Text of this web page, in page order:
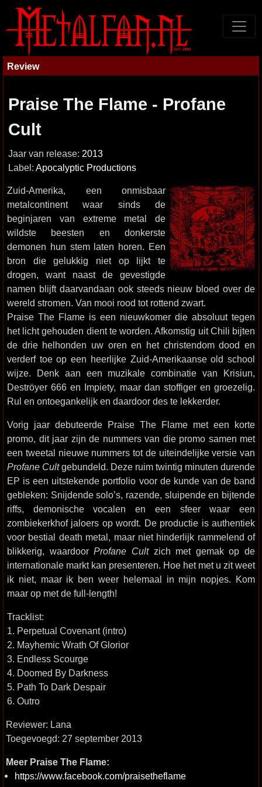
Review
Praise The Flame - Profane
Cult
Jaar van release: 2013
Label: Apocalyptic Productions
Zuid-Amerika, een onmisbaar
metalcontinent waar sinds de
beginjaren van extreme metal de
wildste beesten en donkerste
demonen hun stem laten horen. Een
bron die gelukkig niet op lijkt te
drogen, want naast de gevestigde
namen blijft daarvandaan ook steeds nieuw bloed over de
wereld stromen. Van mooi rood tot rottend zwart.
Praise The Flame is een nieuwkomer die absoluut tegen
het licht gehouden dient te worden. Afkomstig uit Chili bijten
de drie helhonden uw oren en het christendom dood en
verderf toe op een heerlijke Zuid-Amerikaanse old school
wijze. Denk aan een muzikale combinatie van Krisiun,
Deströyer 666 en Impiety, maar dan stoffiger en groezelig.
Rul en ontoegankelijk en daardoor des te lekkerder.
Vorig jaar debuteerde Praise The Flame met een korte
promo, dit jaar zijn de nummers van die promo samen met
een tweetal nieuwe nummers tot de uiteindelijke versie van
Profane Cultgebundeld. Deze ruim twintig minuten durende
EP is een uitstekende portfolio voor de kunde van de band
gebleken: Snijdende solo’s, razende, sluipende en bijtende
riffs, demonische vocalen en een sfeer waar een
zombiekerkhof jaloers op wordt. De productie is authentiek
voor bestial death metal, maar niet hinderlijk rammelend of
blikkerig, waardoorProfane Cultzich met gemak op de
internationale markt kan presenteren. Hoe het met u zit weet
ik niet, maar ik ben weer helemaal in mijn nopjes. Kom
maar op met de full-length!
Tracklist:
1. Perpetual Covenant (intro)
2. Mayhemic Wrath Of Glorior
3. Endless Scourge
4. Doomed By Darkness
5. Path To Dark Despair
6. Outro
Reviewer: Lana
Toegevoegd: 27 september 2013
Meer Praise The Flame:
https://www.facebook.com/praisetheflame